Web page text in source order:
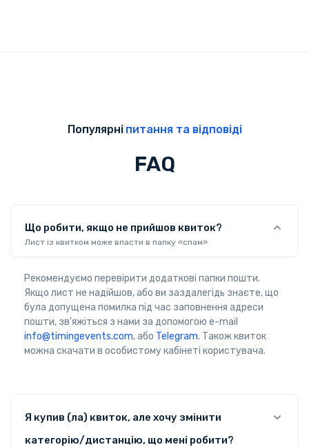
Популярні питання та відповіді
FAQ
Що робити, якщо не прийшов квиток?
Лист із квитком може впасти в папку «спам»
Рекомендуємо перевірити додаткові папки пошти.
Якщо лист не надійшов, або ви заздалегідь знаєте, що
була допущена помилка під час заповнення адреси
пошти, зв'яжіться з нами за допомогою e-mail
info@timingevents.com, або Telegram. Також квиток
можна скачати в особистому кабінеті користувача.
Я купив (ла) квиток, але хочу змінити
категорію/дистанцію, що мені робити?